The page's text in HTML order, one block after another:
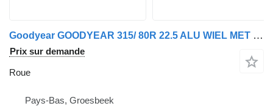
Goodyear GOODYEAR 315/ 80R 22.5 ALU WIEL MET BANDEN 2 X VOOR
Prix sur demande
Roue
Pays-Bas, Groesbeek